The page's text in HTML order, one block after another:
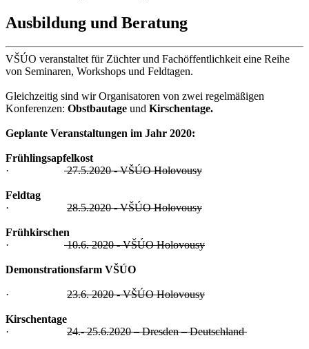
Ausbildung und Beratung
VŠÚO veranstaltet für Züchter und Fachöffentlichkeit eine Reihe
von Seminaren, Workshops und Feldtagen.
Gleichzeitig sind wir Organisatoren von zwei regelmäßigen
Konferenzen: Obstbautage und Kirschentage.
Geplante Veranstaltungen im Jahr 2020:
Frühlingsapfelkost
· 27.5.2020 - VŠÚO Holovousy
Feldtag
· 28.5.2020 - VŠÚO Holovousy
Frühkirschen
· 10.6. 2020 - VŠÚO Holovousy
Demonstrationsfarm VŠÚO
· 23.6. 2020 - VŠÚO Holovousy
Kirschentage
· 24.- 25.6.2020 – Dresden – Deutschland